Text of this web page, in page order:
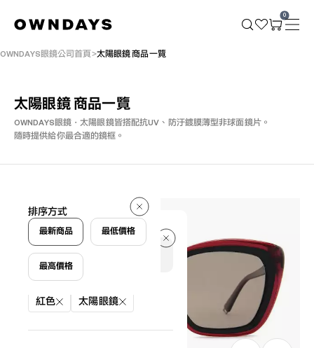
0
OWNDAYS眼鏡公司首頁 太陽眼鏡 商品一覽
太陽眼鏡 商品一覽
OWNDAYS眼鏡・太陽眼鏡皆搭配抗UV、防汙鍍膜薄型非球面鏡片。
隨時提供給你最合適的鏡框。
20 件
篩選條件
紅色 太陽眼鏡
排序方式
最新商品 最低價格
最高價格